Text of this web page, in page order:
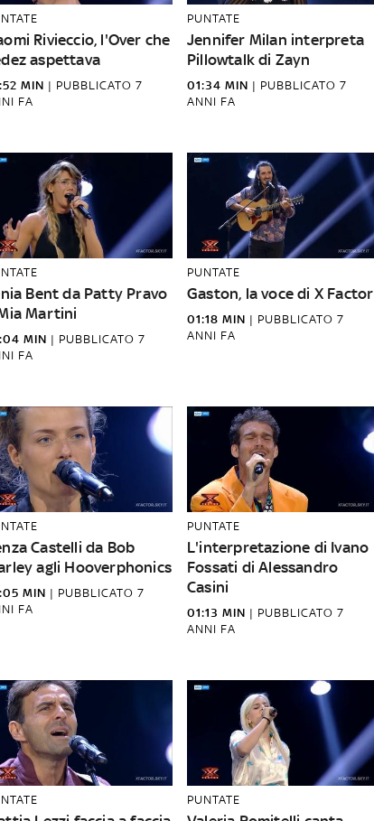
Rivieccio, l'Over che
aspettava
MIN | PUBBLICATO 7
FA
PUNTATE
Jennifer Milan interpreta
Pillowtalk di Zayn
01:34 MIN | PUBBLICATO 7
ANNI FA
Bent da Patty Pravo
Martini
MIN | PUBBLICATO 7
FA
PUNTATE
Gaston, la voce di X Factor
01:18 MIN | PUBBLICATO 7
ANNI FA
Castelli da Bob
agli Hooverphonics
MIN | PUBBLICATO 7
FA
PUNTATE
L'interpretazione di Ivano
Fossati di Alessandro
Casini
01:13 MIN | PUBBLICATO 7
ANNI FA
PUNTATE